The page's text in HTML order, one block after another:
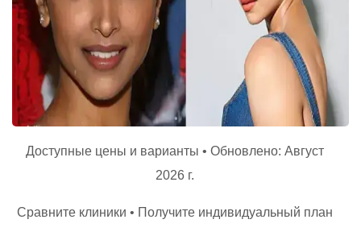
Доступные цены и варианты • Обновлено: Август
2026 г.
Сравните клиники • Получите индивидуальный план